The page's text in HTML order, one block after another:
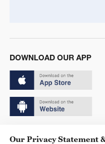
DOWNLOAD OUR APP
Our Privacy Statement